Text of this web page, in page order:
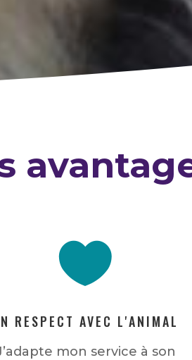

RESPECT AVEC L'ANIMAL
mon service à son